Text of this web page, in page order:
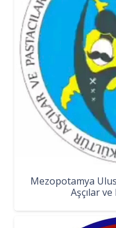
Mezopotamya
Aşçılar